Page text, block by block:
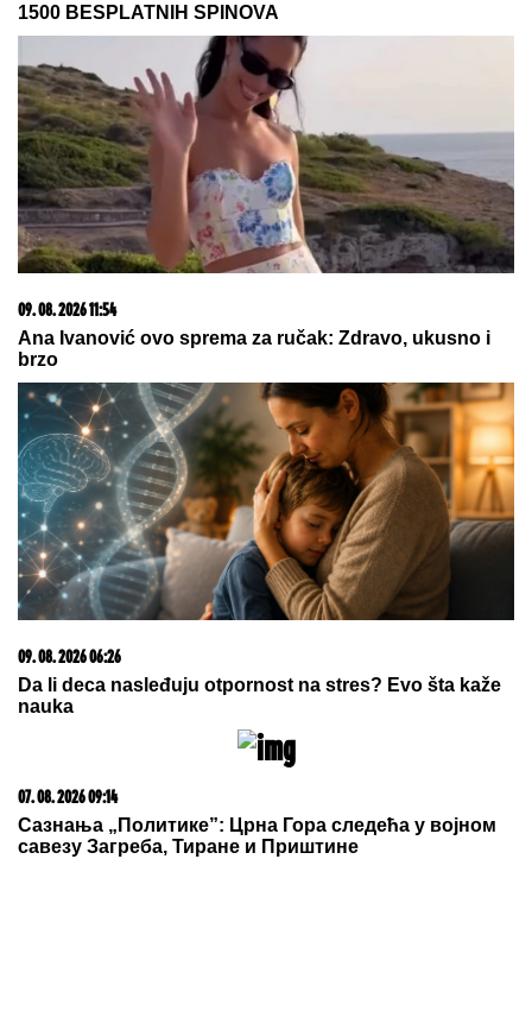
1500 BESPLATNIH SPINOVA
09. 08. 2026 11:54
Ana Ivanović ovo sprema za ručak: Zdravo, ukusno i
brzo
09. 08. 2026 06:26
Da li deca nasleđuju otpornost na stres? Evo šta kaže
nauka
07. 08. 2026 09:14
Сазнања „Политике”: Црна Гора следећа у војном
савезу Загреба, Тиране и Приштине